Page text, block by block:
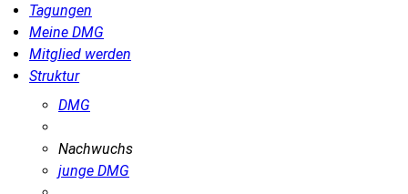
Tagungen
Meine DMG
Mitglied werden
Struktur
DMG
Nachwuchs
junge DMG